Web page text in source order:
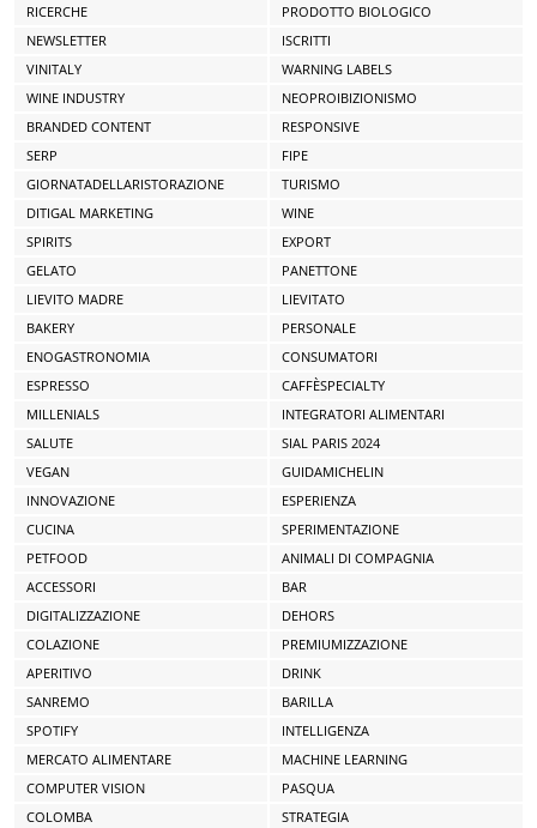
RICERCHE
PRODOTTO BIOLOGICO
NEWSLETTER
ISCRITTI
VINITALY
WARNING LABELS
WINE INDUSTRY
NEOPROIBIZIONISMO
BRANDED CONTENT
RESPONSIVE
SERP
FIPE
GIORNATADELLARISTORAZIONE
TURISMO
DITIGAL MARKETING
WINE
SPIRITS
EXPORT
GELATO
PANETTONE
LIEVITO MADRE
LIEVITATO
BAKERY
PERSONALE
ENOGASTRONOMIA
CONSUMATORI
ESPRESSO
CAFFÈSPECIALTY
MILLENIALS
INTEGRATORI ALIMENTARI
SALUTE
SIAL PARIS 2024
VEGAN
GUIDAMICHELIN
INNOVAZIONE
ESPERIENZA
CUCINA
SPERIMENTAZIONE
PETFOOD
ANIMALI DI COMPAGNIA
ACCESSORI
BAR
DIGITALIZZAZIONE
DEHORS
COLAZIONE
PREMIUMIZZAZIONE
APERITIVO
DRINK
SANREMO
BARILLA
SPOTIFY
INTELLIGENZA
MERCATO ALIMENTARE
MACHINE LEARNING
COMPUTER VISION
PASQUA
COLOMBA
STRATEGIA